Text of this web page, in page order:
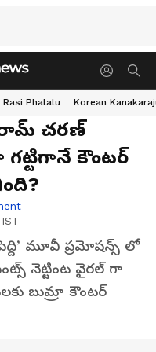
Rasi Phalalu Korean
రామ్ చరణ్
గట్టిగానే కౌంటర్
మూవీ ప్రమోషన్స్ లో
నెట్టింట వైరల్ గా
బుమ్రా కౌంటర్